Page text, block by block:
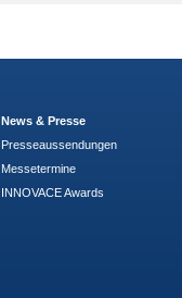
News & Presse
Presseaussendungen
Messetermine
INNOVACE Awards